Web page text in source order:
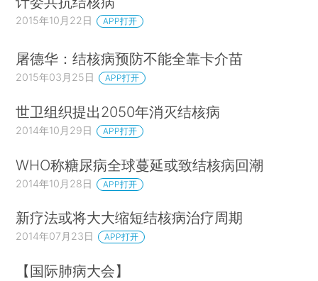
2015年10月22日 APP打开
屠德华：结核病预防不能全靠卡介苗
2015年03月25日 APP打开
世卫组织提出2050年消灭结核病
2014年10月29日 APP打开
WHO称糖尿病全球蔓延或致结核病回潮
2014年10月28日 APP打开
新疗法或将大大缩短结核病治疗周期
2014年07月23日 APP打开
【国际肺病大会】